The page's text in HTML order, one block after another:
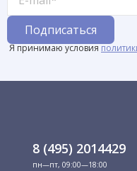
Я принимаю условия
8 (495) 2014429
пн—пт, 09:00—18:00